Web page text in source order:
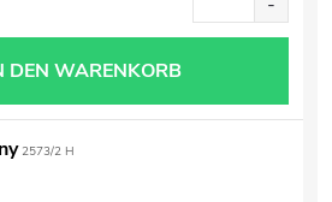
DEN WARENKORB
2573/2 H